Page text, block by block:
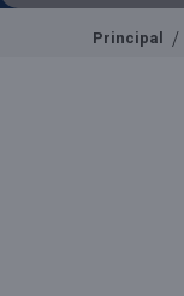
Principal